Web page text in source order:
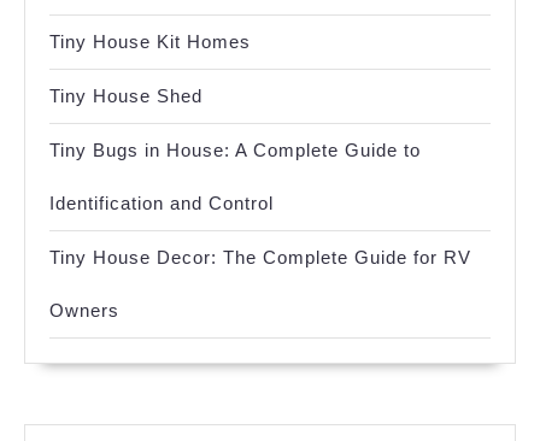
Tiny House Kit Homes
Tiny House Shed
Tiny Bugs in House: A Complete Guide to
Identification and Control
Tiny House Decor: The Complete Guide for RV
Owners